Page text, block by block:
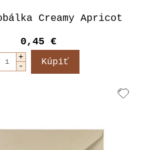
Creamy Apricot
0,45 €